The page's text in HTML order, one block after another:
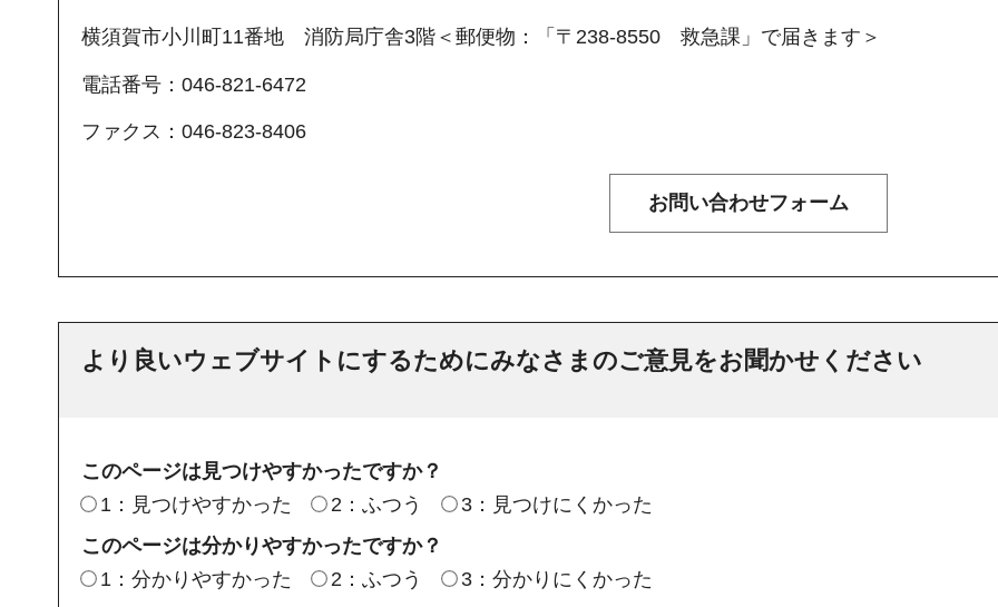
横須賀市小川町11番地 消防局庁舎3階＜郵便物：「〒238-8550 救急課」で届きます＞
電話番号：046-821-6472
ファクス：046-823-8406
より良いウェブサイトにするためにみなさまのご意見をお聞かせください
このページは見つけやすかったですか？
1：見つけやすかった
2：ふつう
3：見つけにくかった
このページは分かりやすかったですか？
1：分かりやすかった
2：ふつう
3：分かりにくかった